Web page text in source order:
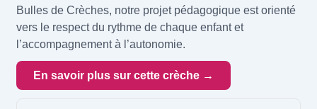
Bulles de Crèches, notre projet pédagogique est orienté
vers le respect du rythme de chaque enfant et
l’accompagnement à l’autonomie.
En savoir plus sur cette crèche →